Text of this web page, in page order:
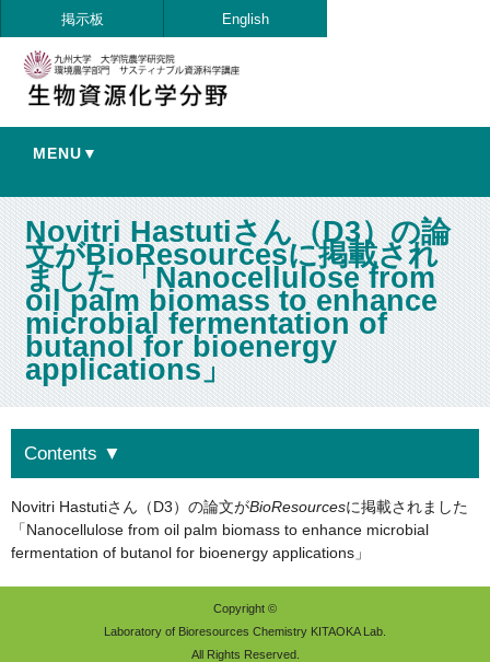
掲示板 English
MENU▼
Novitri Hastutiさん（D3）の論
文がBioResourcesに掲載され
ました 「Nanocellulose from
oil palm biomass to enhance
microbial fermentation of
butanol for bioenergy
applications」
Novitri Hastutiさん（D3）の論文がBioResourcesに掲載されました
「Nanocellulose from oil palm biomass to enhance microbial
fermentation of butanol for bioenergy applications」
Contents ▼
Copyright ©
Laboratory of Bioresources Chemistry KITAOKA Lab.
All Rights Reserved.